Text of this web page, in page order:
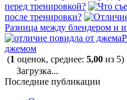
перед тренировкой?
после тренировки?
Разница между блендером и
джемом
(1 оценок, среднее: 5,00 из 5)
Загрузка...
Последние публикации